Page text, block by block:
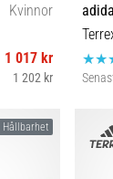
Kvinnor
1 017 kr
1 202 kr
Hållbarhet